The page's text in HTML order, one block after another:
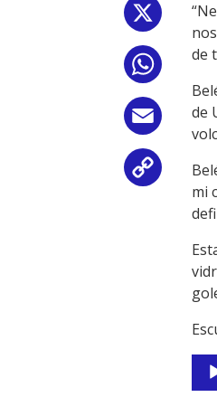
Email
Copy
Link
de
de
mi
de